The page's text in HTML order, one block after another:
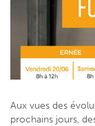
Aux vues des
prochains jours,